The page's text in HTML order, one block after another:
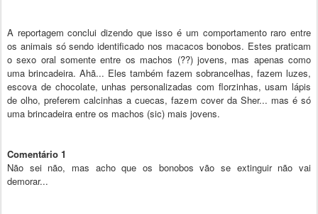
A reportagem conclui dizendo que isso é um comportamento raro entre
os animais só sendo identificado nos macacos bonobos. Estes praticam
o sexo oral somente entre os machos (??) jovens, mas apenas como
uma brincadeira. Ahã... Eles também fazem sobrancelhas, fazem luzes,
escova de chocolate, unhas personalizadas com florzinhas, usam lápis
de olho, preferem calcinhas a cuecas, fazem cover da Sher... mas é só
uma brincadeira entre os machos (sic) mais jovens.
Comentário 1
Não sei não, mas acho que os bonobos vão se extinguir não vai
demorar...